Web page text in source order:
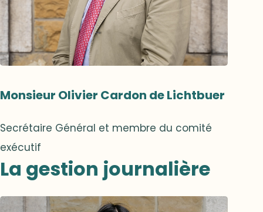
Monsieur Olivier Cardon de Lichtbuer
Secrétaire Général et membre du comité
exécutif
La gestion journalière